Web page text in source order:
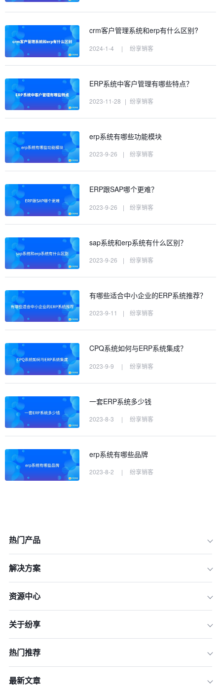
三、信息实时更新
crm客户管理系统和erp有什么区别?
2024-1-4 | 纷享销客
ERP系统中客户管理有哪些特点？
2023-11-28 | 纷享销客
erp系统有哪些功能模块
2023-9-26 | 纷享销客
ERP跟SAP哪个更难？
2023-9-26 | 纷享销客
sap系统和erp系统有什么区别？
2023-9-26 | 纷享销客
有哪些适合中小企业的ERP系统推荐？
2023-9-11 | 纷享销客
CPQ系统如何与ERP系统集成？
2023-9-9 | 纷享销客
一套ERP系统多少钱
2023-8-3 | 纷享销客
erp系统有哪些品牌
2023-8-2 | 纷享销客
热门产品
解决方案
资源中心
关于纷享
热门推荐
最新文章